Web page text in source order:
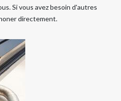
Si vous avez besoin d'autres
directement.